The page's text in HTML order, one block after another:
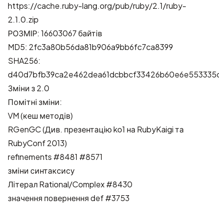
https://cache.ruby-lang.org/pub/ruby/2.1/ruby-
2.1.0.zip
РОЗМІР: 16603067 байтів
MD5: 2fc3a80b56da81b906a9bb6fc7ca8399
SHA256:
Зміни з 2.0
Помітні зміни:
VM (кеш методів)
RGenGC (Див. презентацію ko1 на RubyKaigiта
RubyConf 2013)
refinements #8481 #8571
зміни синтаксису
Літерал Rational/Complex#8430
значення повернення def#3753